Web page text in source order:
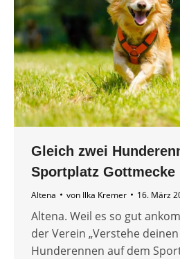
Gleich zwei
Sportplatz Gottmecke
Altena von Ilka Kremer 16. März
Altena. Weil es so gut
der Verein „Verstehe
Hunderennen auf dem